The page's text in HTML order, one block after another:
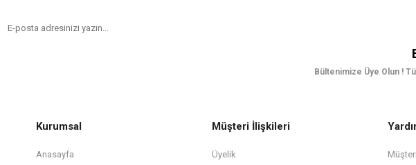
Bültenimize Üye Olun !
Kurumsal
Anasayfa
Müşteri İlişkileri
Üyelik